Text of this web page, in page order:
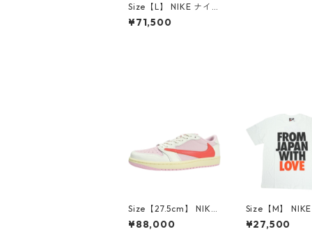
Size【L】 NIKE ナイ
キ ×NIGO M NRG NIG
O COACHES JACKET
¥71,500
Size【27.5cm】 NIKE
ナイキ ×Travis Scott
AIR JORDAN 1 LOW
¥88,000
Size【M】
キ ×NIGO T-
ITE the
¥27,500